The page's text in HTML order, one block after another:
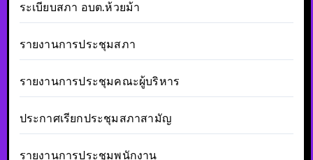
ระเบียบสภา อบต.ห้วยม้า
รายงานการประชุมสภา
รายงานการประชุมคณะผู้บริหาร
ประกาศเรียกประชุมสภาสามัญ
รายงานการประชุมพนักงาน